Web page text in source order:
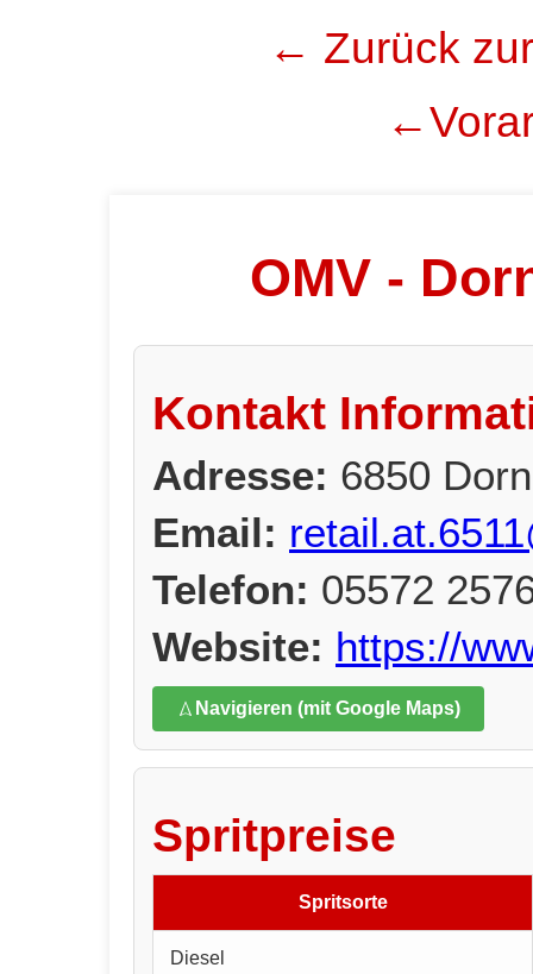
← Zurück
OMV -
Kontakt
Adresse: 6850
Email:
Telefon: 05572
Website: https://
Navigieren (mit Google Maps)
Spritpreise
Spritsorte
Diesel